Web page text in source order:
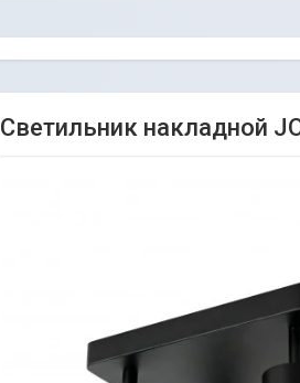
Светильник накладной